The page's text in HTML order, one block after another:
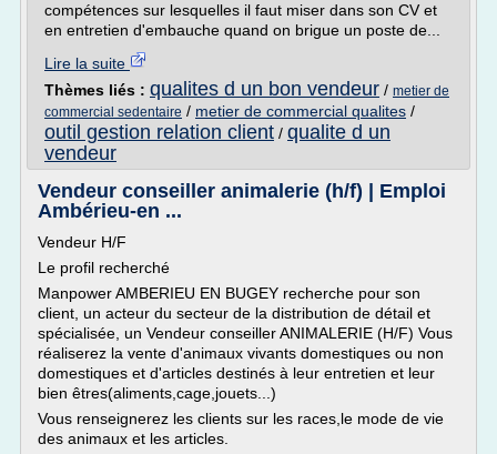
compétences sur lesquelles il faut miser dans son CV et
en entretien d'embauche quand on brigue un poste de...
Lire la suite
Thèmes liés : qualites d un bon vendeur / metier de
commercial sedentaire / metier de commercial qualites /
outil gestion relation client / qualite d un
vendeur
Vendeur conseiller animalerie (h/f) | Emploi
Ambérieu-en ...
Vendeur H/F
Le profil recherché
Manpower AMBERIEU EN BUGEY recherche pour son
client, un acteur du secteur de la distribution de détail et
spécialisée, un Vendeur conseiller ANIMALERIE (H/F) Vous
réaliserez la vente d'animaux vivants domestiques ou non
domestiques et d'articles destinés à leur entretien et leur
bien êtres(aliments,cage,jouets...)
Vous renseignerez les clients sur les races,le mode de vie
des animaux et les articles.